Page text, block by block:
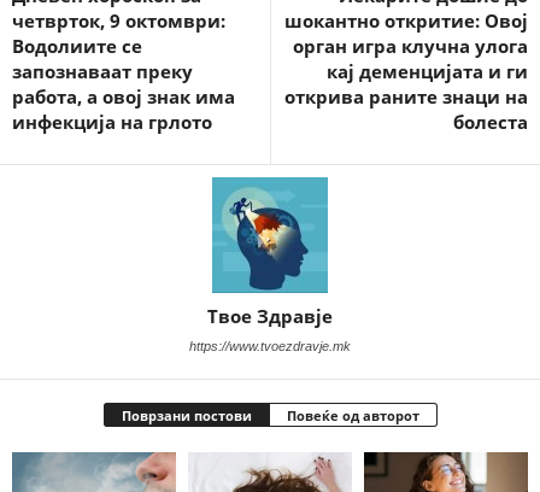
четврток, 9 октомври:
Водолиите се
запознаваат преку
работа, а овој знак има
инфекција на грлото
шокантно откритие: Овој
орган игра клучна улога
кај деменцијата и ги
открива раните знаци на
болеста
Твое Здравје
https://www.tvoezdravje.mk
Поврзани постови Повеќе од авторот